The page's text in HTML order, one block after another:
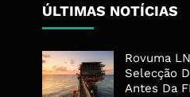
ÚLTIMAS NOTÍCIAS
Rovuma
Selecção
Antes Da